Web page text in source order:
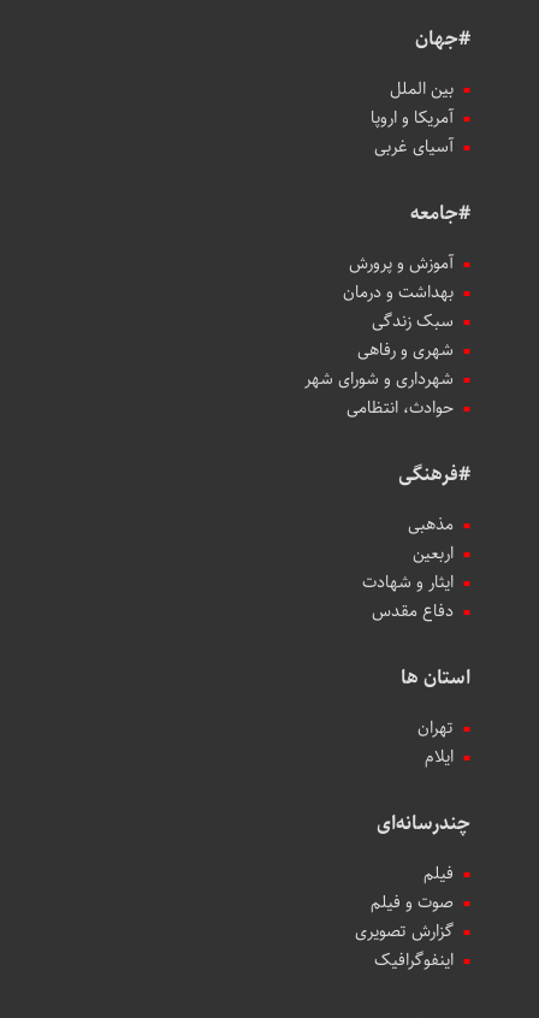
#جهان
بین الملل
آمریکا و اروپا
آسیای غربی
#جامعه
آموزش و پرورش
بهداشت و درمان
سبک زندگی
شهری و رفاهی
شهرداری و شورای شهر
حوادث، انتظامی
#فرهنگی
مذهبی
اربعین
ایثار و شهادت
دفاع مقدس
استان ها
تهران
ایلام
چندرسانه‌ای
فیلم
صوت و فیلم
گزارش تصویری
اینفوگرافیک